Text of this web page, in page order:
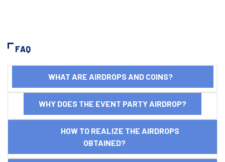
FAQ
WHAT ARE AIRDROPS AND COINS?
WHY DOES THE EVENT PARTY AIRDROP?
HOW TO REALIZE THE AIRDROPS
OBTAINED?